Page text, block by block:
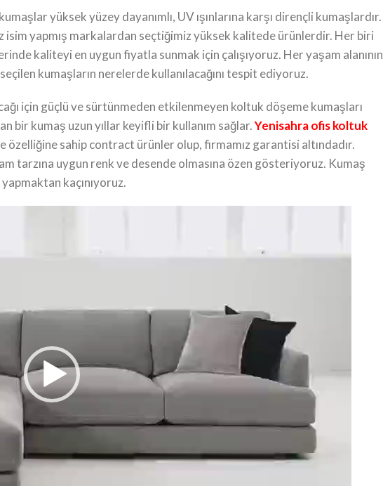
yüksek yüzey dayanımlı, UV ışınlarına karşı dirençli kumaşlardır.
isim yapmış markalardan seçtiğimiz yüksek kalitede ürünlerdir. Her biri
kaliteyi en uygun fiyatla sunmak için çalışıyoruz. Her yaşam alanının
kumaşların nerelerde kullanılacağını tespit ediyoruz.
için güçlü ve sürtünmeden etkilenmeyen koltuk döşeme kumaşları
bir kumaş uzun yıllar keyifli bir kullanım sağlar.Yenisahra ofis koltuk
özelliğine sahip contract ürünler olup, firmamız garantisi altındadır.
tarzına uygun renk ve desende olmasına özen gösteriyoruz. Kumaş
kaçınıyoruz.